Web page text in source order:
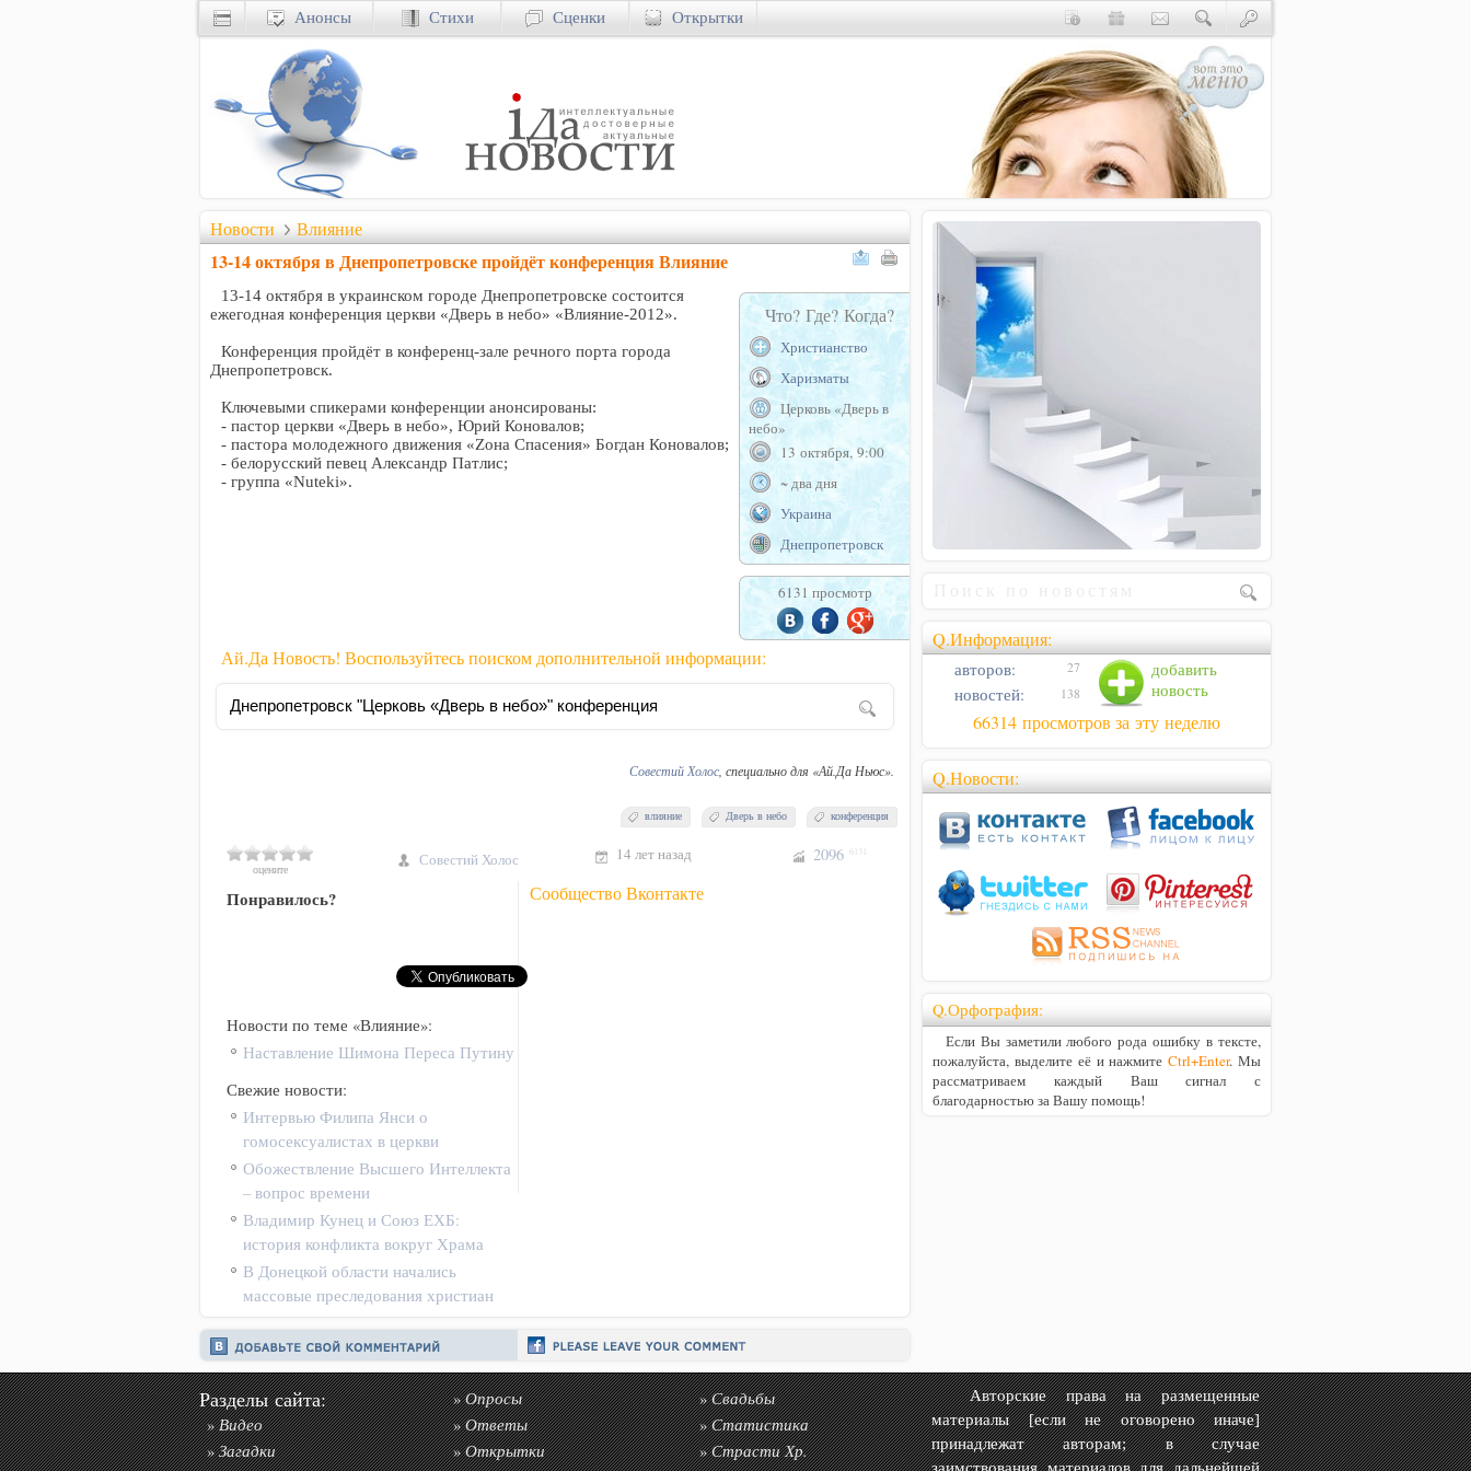
Новости Влияние
13-14 октября в Днепропетровске пройдёт конференция Влияние
Что? Где? Когда?
Христианство
Харизматы
Церковь «Дверь в
небо»
13 октября, 9:00
~ два дня
Украина
Днепропетровск
6131 просмотр
13-14 октября в украинском городе Днепропетровске состоится
ежегодная конференция церкви «Дверь в небо» «Влияние-2012».
Конференция пройдёт в конференц-зале речного порта города
Днепропетровск.
Ключевыми спикерами конференции анонсированы:
- пастор церкви «Дверь в небо», Юрий Коновалов;
- пастора молодежного движения «Zона Спасения» Богдан Коновалов;
- белорусский певец Александр Патлис;
- группа «Nuteki».
Ай.Да Новость! Воспользуйтесь поиском дополнительной информации:
Совестий Холос , специально для «Ай.Да Ньюс».
конференция
Дверь в небо
влияние
оцените Совестий Холос 14 лет назад 2096 6131
Сообщество Вконтакте
Понравилось?
Новости по теме «Влияние»:
Наставление Шимона Переса Путину
Свежие новости:
Интервью Филипа Янси о
гомосексуалистах в церкви
Обожествление Высшего Интеллекта
– вопрос времени
Владимир Кунец и Союз ЕХБ:
история конфликта вокруг Храма
В Донецкой области начались
массовые преследования христиан
Q.Информация:
добавить
новость
авторов: 27
новостей: 138
66314 просмотров за эту неделю
Q.Новости:
Q.Орфография:
Если Вы заметили любого рода ошибку в тексте,
пожалуйста, выделите её и нажмитеCtrl+Enter. Мы
рассматриваем каждый Ваш сигнал с
благодарностью за Вашу помощь!
Анонсы Стихи Сценки Открытки
Разделы сайта:
»Видео
»Загадки
»Опросы
»Ответы
»Открытки
»Свадьбы
»Статистика
»Страсти Хр.
Авторские права на размещенные
материалы [если не оговорено иначе]
принадлежат авторам; в случае
заимствования материалов для дальнейшей